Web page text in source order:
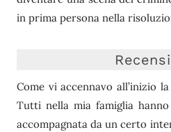
in prima persona nella
Come vi accennavo all’inizio
Tutti nella mia famiglia
accompagnata da un certo